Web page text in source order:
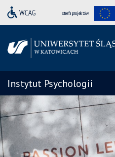
strefa projektów
Instytut Psychologii